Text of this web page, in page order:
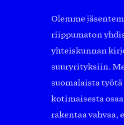
Olemme
riippumaton
yhteiskunnan
suuryrityksiin.
suomalaista
kotimaisesta
rakentaa vahvaa,